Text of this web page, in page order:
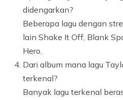
didengarkan?
Beberapa lagu dengan
lain Shake It Off, Blank
Hero.
Dari album mana lagu
terkenal?
Banyak lagu terkenal